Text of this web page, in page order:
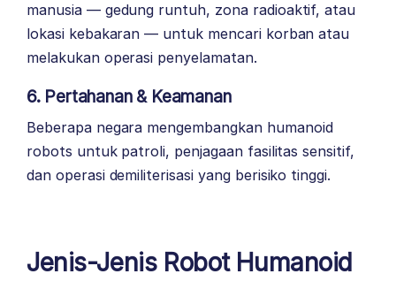
manusia — gedung runtuh, zona radioaktif, atau
lokasi kebakaran — untuk mencari korban atau
melakukan operasi penyelamatan.
6. Pertahanan & Keamanan
Beberapa negara mengembangkan humanoid
robots untuk patroli, penjagaan fasilitas sensitif,
dan operasi demiliterisasi yang berisiko tinggi.
Jenis-Jenis Robot Humanoid